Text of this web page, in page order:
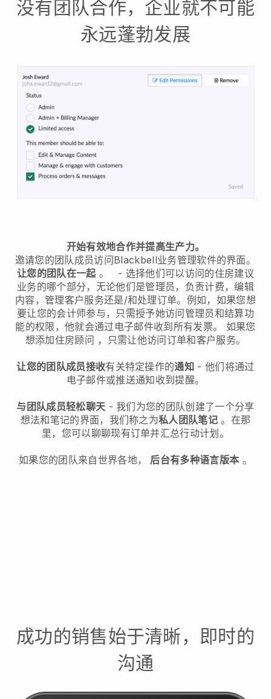
没有团队合作，企业就不可能
永远蓬勃发展
开始有效地合作并提高生产力。
邀请您的团队成员访问Blackbell业务管理软件的界面。
让您的团队在一起 。 - 选择他们可以访问的住房建议
业务的哪个部分，无论他们是管理员， 负责计费，编辑
内容，管理客户服务还是/和处理订单。例如，如果您想
要让您的会计师参与，只需授予她访问管理员和结算功
能的权限，他就会通过电子邮件收到所有发票。 如果您
想添加住房顾问 ，只需让他访问订单和客户服务。
让您的团队成员接收有关特定操作的通知 - 他们将通过
电子邮件或推送通知收到提醒。
与团队成员轻松聊天 - 我们为您的团队创建了一个分享
想法和笔记的界面，我们称之为私人团队笔记 。在那
里，您可以聊聊现有订单并汇总行动计划。
如果您的团队来自世界各地， 后台有多种语言版本 。
成功的销售始于清晰，即时的
沟通